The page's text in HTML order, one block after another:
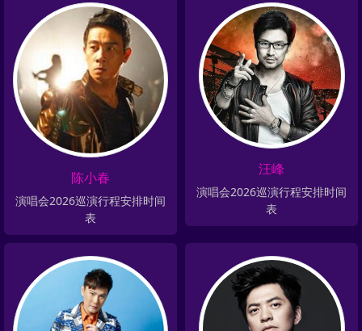
陈小春
演唱会2026巡演行程安排时间
表
汪峰
演唱会2026巡演行程安排时间
表